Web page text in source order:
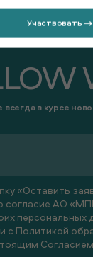
всегда в курсе
«Оставить
согласие АО
персональных
с Политикой
Согласием
Участвовать →